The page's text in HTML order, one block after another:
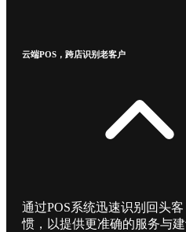
云端POS，跨店识别老客户
通过POS系统迅速识别回头
惯，以提供更准确的服务与